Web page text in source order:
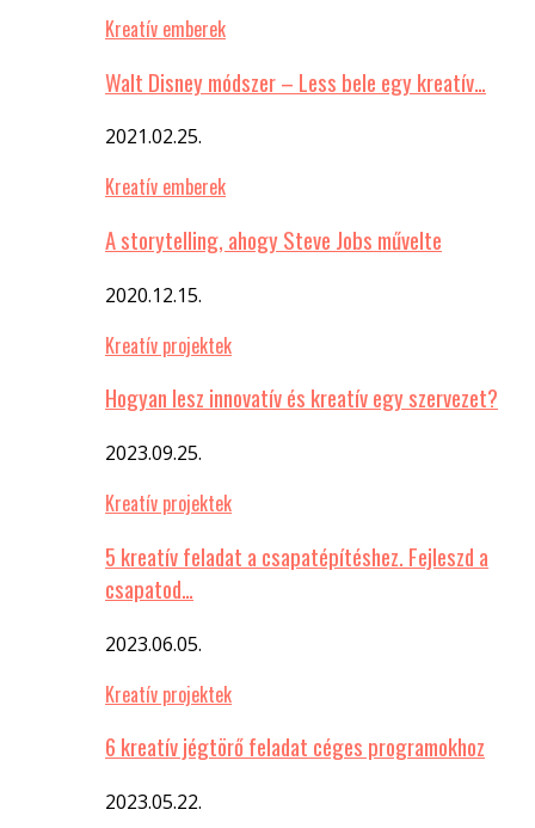
Kreatív emberek
Walt Disney módszer – Less bele egy kreatív…
2021.02.25.
Kreatív emberek
A storytelling, ahogy Steve Jobs művelte
2020.12.15.
Kreatív projektek
Hogyan lesz innovatív és kreatív egy szervezet?
2023.09.25.
Kreatív projektek
5 kreatív feladat a csapatépítéshez. Fejleszd a
csapatod…
2023.06.05.
Kreatív projektek
6 kreatív jégtörő feladat céges programokhoz
2023.05.22.